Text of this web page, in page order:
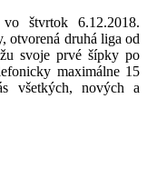
štvrtok 6.12.2018.
otvorená druhá liga od
svoje prvé šípky po
maximálne 15
všetkých, nových a